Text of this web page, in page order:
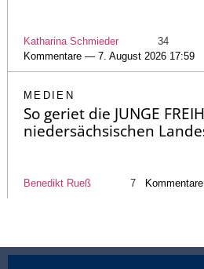
Katharina Schmieder
34
Kommentare — 7. August 2026 17:59
MEDIEN
So geriet die JUNGE
niedersächsischen
Benedikt Rueß 7